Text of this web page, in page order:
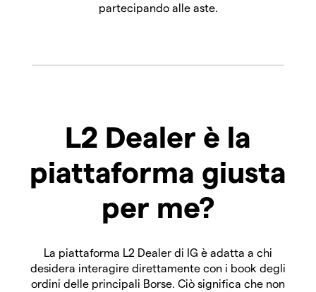
partecipando alle aste.
L2 Dealer è la
piattaforma giusta
per me?
La piattaforma L2 Dealer di IG è adatta a chi
desidera interagire direttamente con i book degli
ordini delle principali Borse. Ciò significa che non